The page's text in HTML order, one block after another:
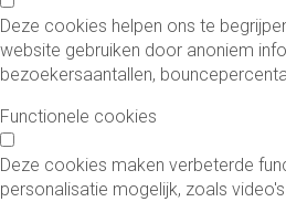
Deze cookies helpen ons te
website gebruiken door anoniem
bezoekersaantallen,
Functionele cookies
Deze cookies maken verbeterde
personalisatie mogelijk, zoals